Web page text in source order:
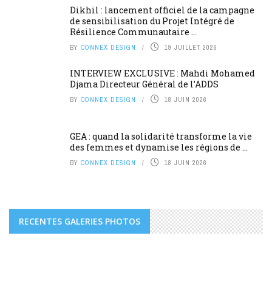
Dikhil : lancement officiel de la campagne
de sensibilisation du Projet Intégré de
Résilience Communautaire ...
BY CONNEX DESIGN 19 JUILLET 2026
INTERVIEW EXCLUSIVE : Mahdi Mohamed
Djama Directeur Général de l’ADDS
BY CONNEX DESIGN 18 JUIN 2026
GEA : quand la solidarité transforme la vie
des femmes et dynamise les régions de ...
BY CONNEX DESIGN 18 JUIN 2026
RECENTES GALERIES PHOTOS